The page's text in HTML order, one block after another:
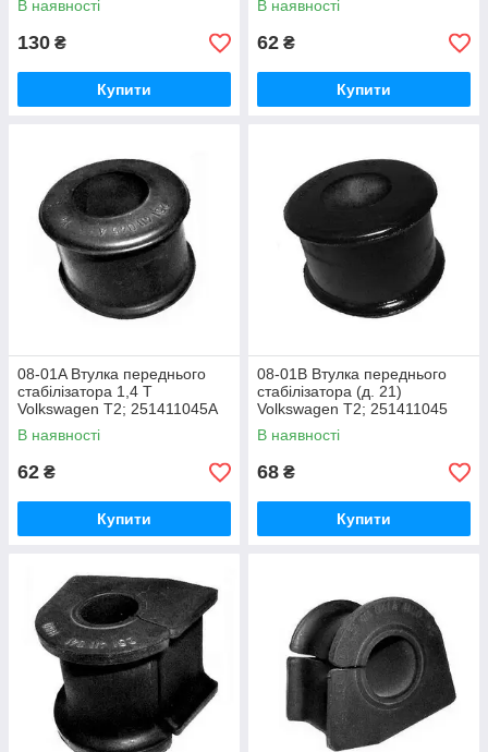
В наявності
130 ₴
Купити
В наявності
62 ₴
Купити
08-01A Втулка переднього
стабілізатора 1,4 Т
Volkswagen T2; 251411045А
В наявності
62 ₴
Купити
08-01B Втулка переднього
стабілізатора (д. 21)
Volkswagen T2; 251411045
В наявності
68 ₴
Купити